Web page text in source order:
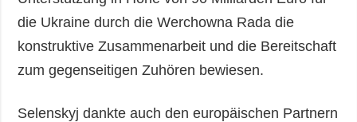
die Ukraine durch die Werchowna Rada die
konstruktive Zusammenarbeit und die Bereitschaft
zum gegenseitigen Zuhören bewiesen.
Selenskyj dankte auch den europäischen Partnern